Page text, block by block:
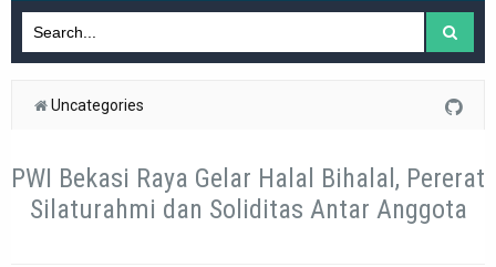
Uncategories
PWI Bekasi Raya Gelar Halal Bihalal, Pererat
Silaturahmi dan Soliditas Antar Anggota